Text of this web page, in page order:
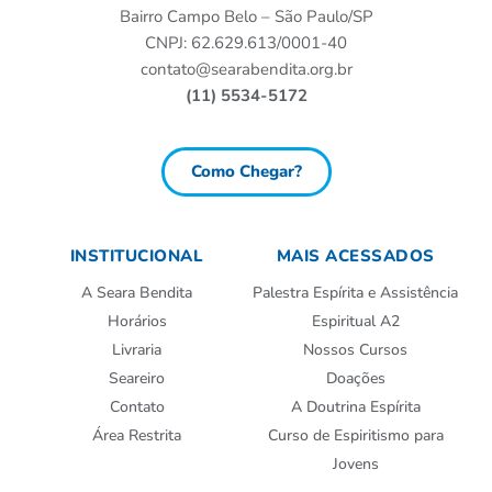
Bairro Campo Belo – São Paulo/SP
CNPJ: 62.629.613/0001-40
contato@searabendita.org.br
(11) 5534-5172
Como Chegar?
INSTITUCIONAL
A Seara Bendita
Horários
Livraria
Seareiro
Contato
Área Restrita
MAIS ACESSADOS
Palestra Espírita e Assistência
Espiritual A2
Nossos Cursos
Doações
A Doutrina Espírita
Curso de Espiritismo para
Jovens